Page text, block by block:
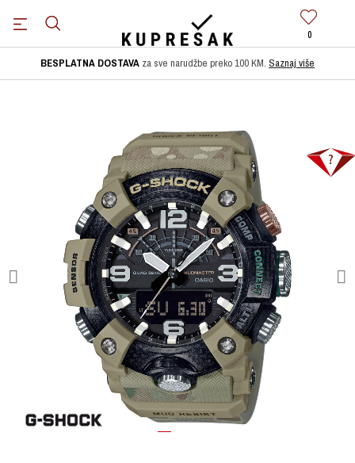
0
BESPLATNA DOSTAVA za sve narudžbe preko 100 KM. Saznaj više